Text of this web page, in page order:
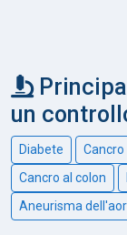
un
Diabete Cancro
Cancro al colon
Aneurisma